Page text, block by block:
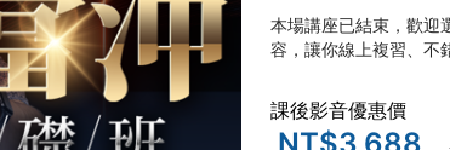
本場講座已結束，歡迎
容，讓你線上複習、不
課後影音優惠價